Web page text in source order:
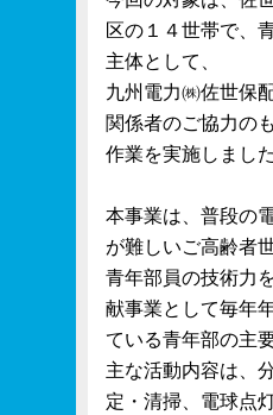
区の１４世帯で、
主体として、
九州電力㈱佐世保
関係者のご協力の
作業を実施しました
本事業は、普段の
が難しいご高齢者
青年部員の技術力
献事業として毎年
ている青年部の主
主な活動内容は、
定・清掃、電球点